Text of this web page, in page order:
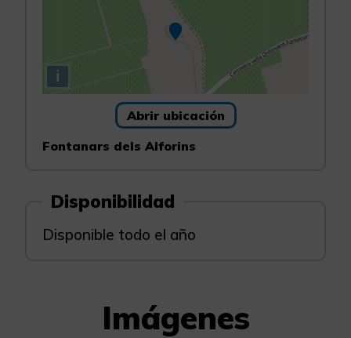
i
Abrir ubicación
Fontanars dels Alforins
Disponibilidad
Disponible todo el año
Imágenes